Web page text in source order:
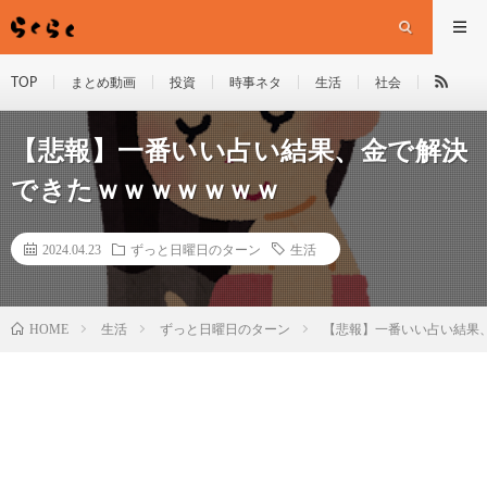
TOP まとめ動画 投資 時事ネタ 生活 社会
【悲報】一番いい占い結果、金で解決
できたｗｗｗｗｗｗｗ
2024.04.23 ずっと日曜日のターン 生活
HOME 生活 ずっと日曜日のターン 【悲報】一番いい占い結